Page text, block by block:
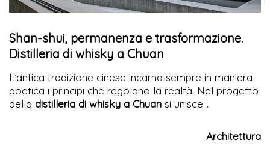
Shan-shui, permanenza e trasformazione.
Distilleria di whisky a Chuan
L’antica tradizione cinese incarna sempre in maniera
poetica i principi che regolano la realtà. Nel progetto
della distilleria di whisky a Chuan si unisce
primo stabilimento in Cina, alla celebrazione delle
storie che per oltre mille anni hanno impregnato il
Architettura